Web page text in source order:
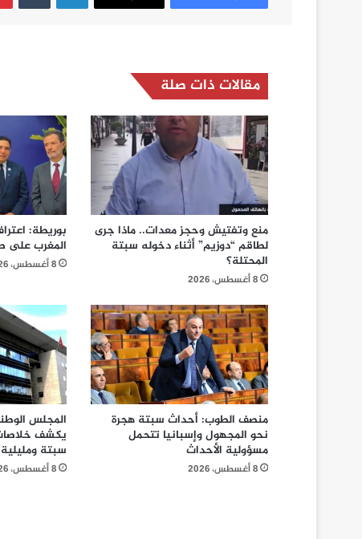
مقالات ذات صلة
منع وتفتيش وحجز معدات.. ماذا جرى
لطاقم “دوزيم” أثناء دخوله سبتة
المحتلة؟
8 أغسطس، 2026
بوريطة:
المغرب على
8 أغسطس، 2026
منصف الطوب: أحداث سبتة هجرة
نحو المجهول وإسبانيا تتحمل
مسؤولية الأحداث
8 أغسطس، 2026
المجلس
يكشف
سبتة ومليلية
8 أغسطس، 2026